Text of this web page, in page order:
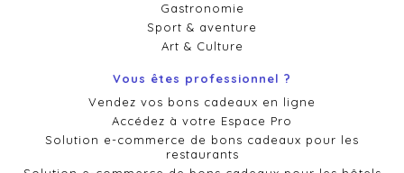
Gastronomie
Sport & aventure
Art & Culture
Vous êtes professionnel ?
Vendez vos bons cadeaux en ligne
Accédez à votre Espace Pro
Solution e-commerce de bons cadeaux pour les
restaurants